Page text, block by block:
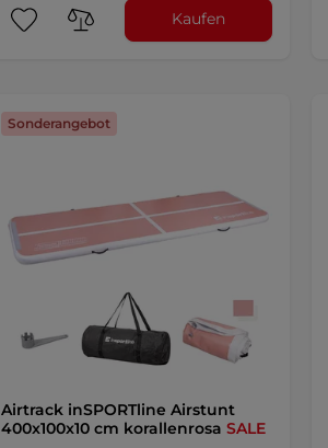
Kaufen
Sonderangebot
Airtrack inSPORTline Airstunt
400x100x10 cm korallenrosa SALE